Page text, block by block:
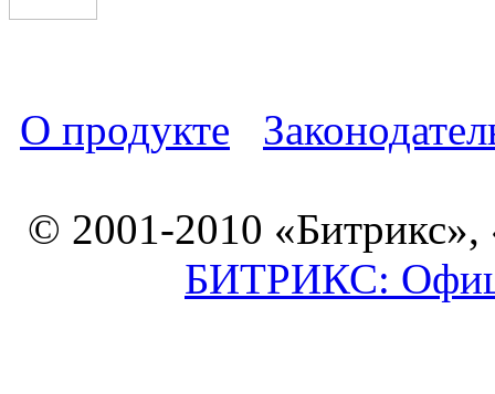
О продукте
© 2001-2010 «Битрикс»,
БИТРИКС: